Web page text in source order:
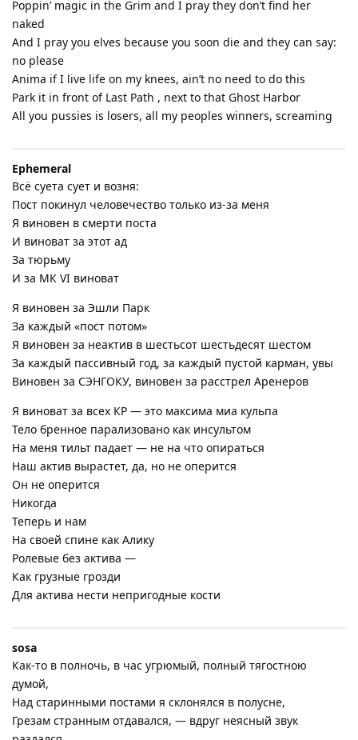
Poppin’ magic in the Grim and I pray they don’t find her
naked
And I pray you elves because you soon die and they can say:
no please
Anima if I live life on my knees, ain’t no need to do this
Park it in front of Last Path , next to that Ghost Harbor
All you pussies is losers, all my peoples winners, screaming
Ephemeral
Всё суета сует и возня:
Пост покинул человечество только из-за меня
Я виновен в смерти поста
И виноват за этот ад
За тюрьму
И за МК VI виноват
Я виновен за Эшли Парк
За каждый «пост потом»
Я виновен за неактив в шестьсот шестьдесят шестом
За каждый пассивный год, за каждый пустой карман, увы
Виновен за СЭНГОКУ, виновен за расстрел Аренеров
Я виноват за всех КР — это максима миа кульпа
Тело бренное парализовано как инсультом
На меня тильт падает — не на что опираться
Наш актив вырастет, да, но не оперится
Он не оперится
Никогда
Теперь и нам
На своей спине как Алику
Ролевые без актива —
Как грузные грозди
Для актива нести непригодные кости
sosa
Как-то в полночь, в час угрюмый, полный тягостною
думой,
Над старинными постами я склонялся в полусне,
Грезам странным отдавался, — вдруг неясный звук